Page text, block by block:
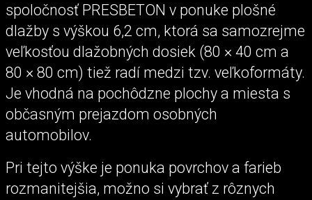
spoločnosť PRESBETON v ponuke plošné
dlažby s výškou 6,2 cm, ktorá sa samozrejme
veľkosťou dlažobných dosiek (80 × 40 cm a
80 × 80 cm) tiež radí medzi tzv. veľkoformáty.
Je vhodná na pochôdzne plochy a miesta s
občasným prejazdom osobných
automobilov.
Pri tejto výške je ponuka povrchov a farieb
rozmanitejšia, možno si vybrať z rôznych